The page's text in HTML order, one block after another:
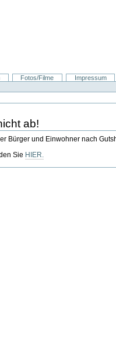
Fotos/Filme Impressum
ab!
Bürger und Einwohner nach
Sie HIER.